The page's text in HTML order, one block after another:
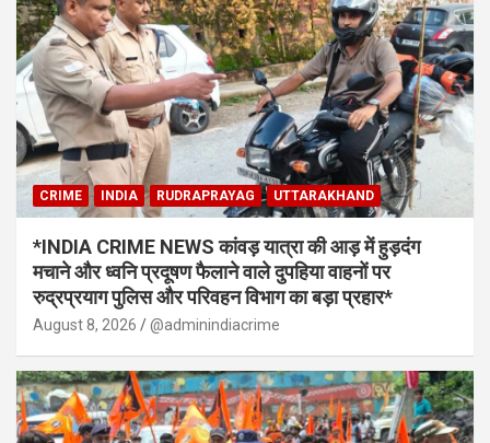
CRIME INDIA RUDRAPRAYAG UTTARAKHAND
*INDIA CRIME NEWS कांवड़ यात्रा की आड़ में हुड़दंग
मचाने और ध्वनि प्रदूषण फैलाने वाले दुपहिया वाहनों पर
रुद्रप्रयाग पुलिस और परिवहन विभाग का बड़ा प्रहार*
August 8, 2026 @adminindiacrime